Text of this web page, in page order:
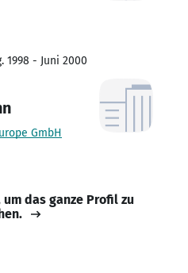
1998 - Juni 2000
GmbH
um das ganze Profil zu